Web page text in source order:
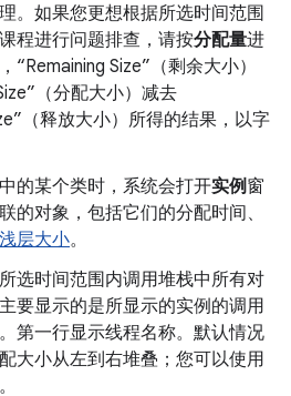
。如果您更想根据所选时间范围
程进行问题排查，请按分配量进
“Remaining Size”（剩余大小）
（分配大小）减去
（释放大小）所得的结果，以字
的某个类时，系统会打开实例 窗
的对象，包括它们的分配时间、
浅层大小。
选时间范围内调用堆栈中所有对
要显示的是所显示的实例的调用
第一行显示线程名称。默认情况
大小从左到右堆叠；您可以使用